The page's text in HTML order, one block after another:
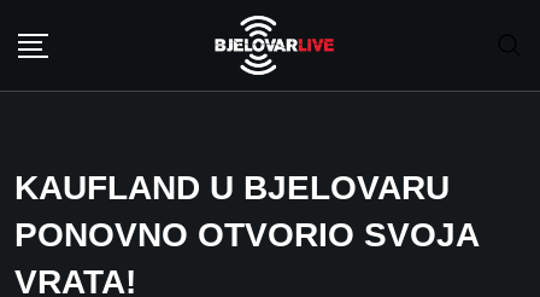
KAUFLAND U BJELOVARU
PONOVNO OTVORIO SVOJA
VRATA!